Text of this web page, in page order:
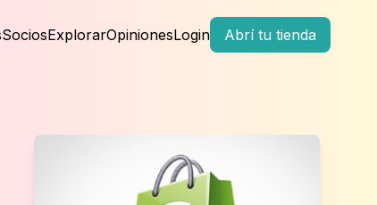
SociosExplorarOpinionesLogin Abrí tu tienda